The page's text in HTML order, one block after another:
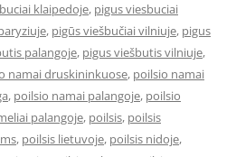
klaipedoje, pigus viesbuciai
, pigūs viešbučiai vilniuje, pigus
palangoje, pigus viešbutis vilniuje,
namai druskininkuose, poilsio namai
, poilsio namai palangoje, poilsio
palangoje, poilsis, poilsis
, poilsis lietuvoje, poilsis nidoje,